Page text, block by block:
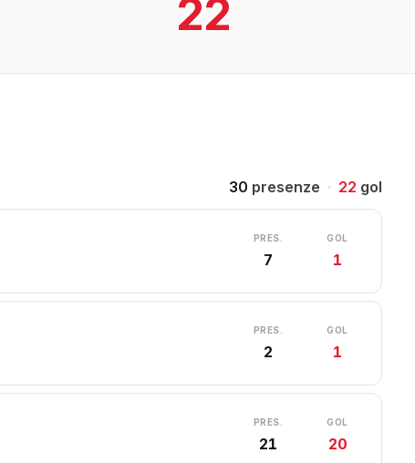
22
30 presenze · 22 gol
PRES.
7
GOL
1
PRES.
2
GOL
1
PRES.
21
GOL
20